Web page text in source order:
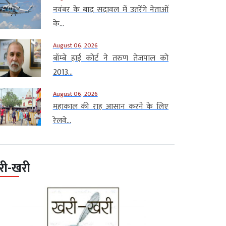
नवंबर के बाद सदावल में उतरेंगे नेताओं
के...
August 06, 2026
बॉम्बे हाई कोर्ट ने तरुण तेजपाल को
2013...
August 06, 2026
महाकाल की राह आसान करने के लिए
रेलवे...
खरी